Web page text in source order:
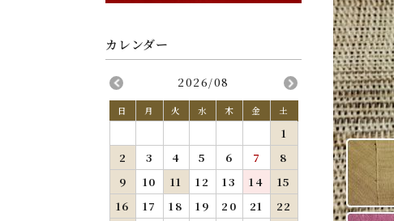
2026/08
日 月 火 水 木 金 土
1
2
3 4 5 6 7
8
9
10 11 12 13 14
15
16
17 18 19 20 21
22